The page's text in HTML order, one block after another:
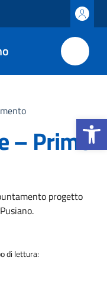
– Primo
progetto
di lettura:
Apri la